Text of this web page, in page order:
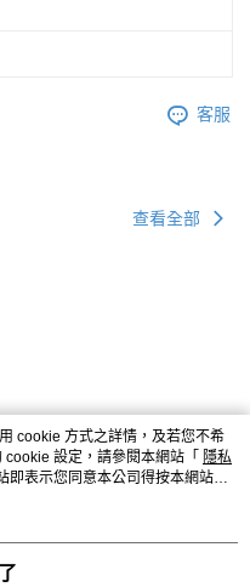
客服
查看全部
cookie 方式之詳情，及若您不希
設定，請參閱本網站「 隱私
即表示您同意本公司得按本網站使